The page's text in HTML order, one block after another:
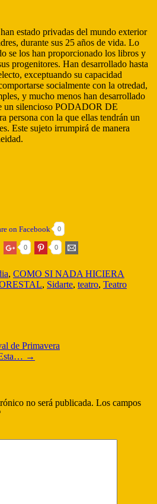
estado privadas del mundo exterior
durante sus 25 años de vida. Lo
se los han proporcionado los libros y
progenitores. Han desarrollado hasta
exceptuando su capacidad
socialmente con la otredad,
y mucho menos han desarrollado
un silencioso PODADOR DE
persona con la que ellas tendrán un
Este sujeto irrumpirá de manera
0
0 0
, COMO SI NADA HICIERA
, Sidarte, teatro, Teatro
de Primavera
→
no será publicada. Los campos